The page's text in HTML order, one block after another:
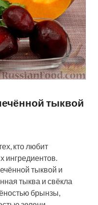
тыквой
кто любит
ингредиентов.
тыквой и
тыква и свёкла
брынзы,